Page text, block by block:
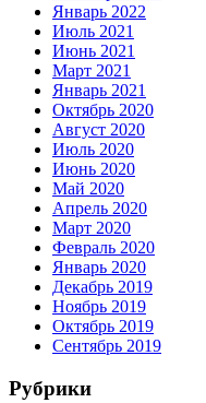
Январь 2022
Июль 2021
Июнь 2021
Март 2021
Январь 2021
Октябрь 2020
Август 2020
Июль 2020
Июнь 2020
Май 2020
Апрель 2020
Март 2020
Февраль 2020
Январь 2020
Декабрь 2019
Ноябрь 2019
Октябрь 2019
Сентябрь 2019
Рубрики